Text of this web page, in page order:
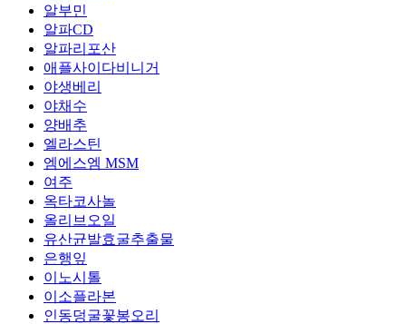
알부민
알파CD
알파리포산
애플사이다비니거
야생베리
야채수
양배추
엘라스틴
엠에스엠 MSM
여주
옥타코사놀
올리브오일
유산균발효굴추출물
은행잎
이노시톨
이소플라본
인동덩굴꽃봉오리